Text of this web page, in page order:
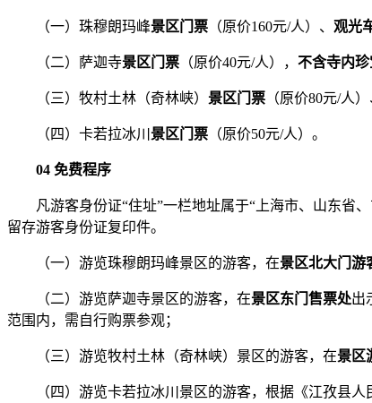
（一）珠穆朗玛峰景区门票 （原价160元/人）、 观光
（二）萨迦寺景区门票 （原价40元/人）， 不含寺内
（三）牧村土林（奇林峡） 景区门票 （原价80元/人）
（四）卡若拉冰川 景区门票 （原价50元/人）。
04 免费程序
凡游客身份证“住址”一栏地址属于“上海市、山东省、
留存游客身份证复印件。
（一）游览珠穆朗玛峰景区的游客，在景区北大门游
（二）游览萨迦寺景区的游客，在景区东门售票处出
范围内，需自行购票参观；
（三）游览牧村土林（奇林峡）景区的游客，在景区
（四）游览卡若拉冰川景区的游客，根据《江孜县人